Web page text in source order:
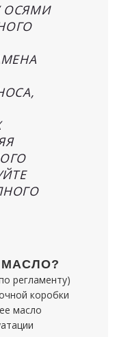
регламенту)
коробки
масло